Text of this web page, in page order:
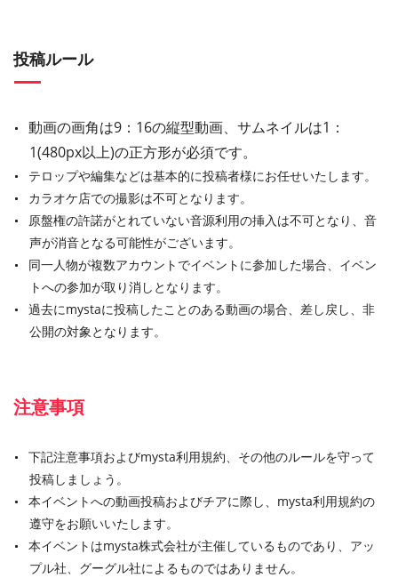
投稿ルール
動画の画角は9：16の縦型動画、サムネイルは1：
1(480px以上)の正方形が必須です。
テロップや編集などは基本的に投稿者様にお任せいたします。
カラオケ店での撮影は不可となります。
原盤権の許諾がとれていない音源利用の挿入は不可となり、音
声が消音となる可能性がございます。
同一人物が複数アカウントでイベントに参加した場合、イベン
トへの参加が取り消しとなります。
過去にmystaに投稿したことのある動画の場合、差し戻し、非
公開の対象となります。
注意事項
下記注意事項およびmysta利用規約、その他のルールを守って
投稿しましょう。
本イベントへの動画投稿およびチアに際し、mysta利用規約の
遵守をお願いいたします。
本イベントはmysta株式会社が主催しているものであり、アッ
プル社、グーグル社によるものではありません。